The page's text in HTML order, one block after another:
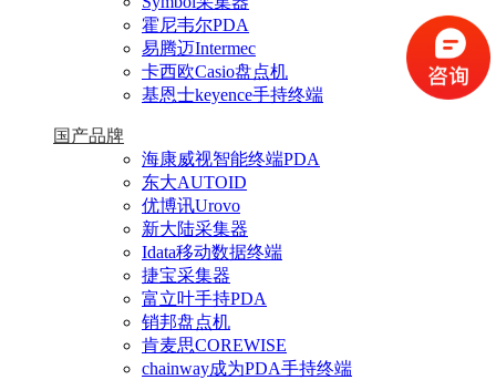
霍尼韦尔PDA
易腾迈Intermec
卡西欧Casio盘点机
基恩士keyence手持终端
国产品牌
海康威视智能终端PDA
东大AUTOID
优博讯Urovo
新大陆采集器
Idata移动数据终端
捷宝采集器
富立叶手持PDA
销邦盘点机
肯麦思COREWISE
chainway成为PDA手持终端